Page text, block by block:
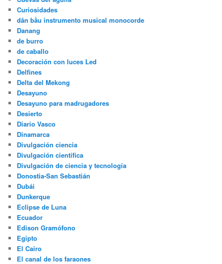
Curiosidades
dân bầu instrumento musical monocorde
Danang
de burro
de caballo
Decoración con luces Led
Delfines
Delta del Mekong
Desayuno
Desayuno para madrugadores
Desierto
Diario Vasco
Dinamarca
Divulgación ciencia
Divulgación científica
Divulgación de ciencia y tecnología
Donostia-San Sebastián
Dubái
Dunkerque
Eclipse de Luna
Ecuador
Edison Gramófono
Egipto
El Cairo
El canal de los faraones